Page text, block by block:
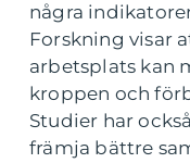
några
Forskning visar
arbetsplats kan
kroppen och
Studier har
främja bättre